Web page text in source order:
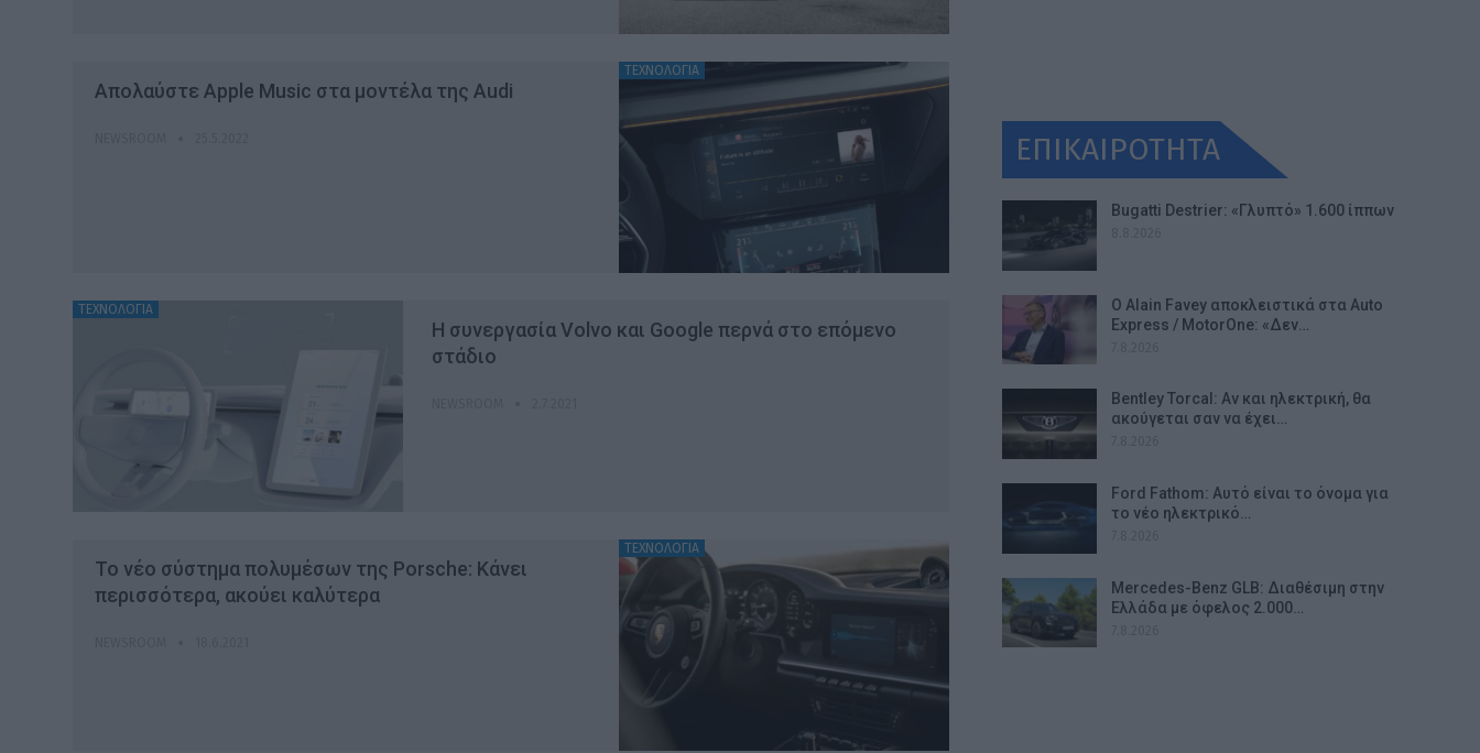
ΤΕΧΝΟΛΟΓΙΑ
Απολαύστε Apple Music στα μοντέλα της Audi
ΤΕΧΝΟΛΟΓΙΑ
Η συνεργασία Volvo και Google περνά στο επόμενο
στάδιο
ΤΕΧΝΟΛΟΓΙΑ
To νέο σύστημα πολυμέσων της Porsche: Κάνει
περισσότερα, ακούει καλύτερα
ΕΠΙΚΑΙΡΟΤΗΤΑ
Bugatti Destrier: «Γλυπτό» 1.600 ίππων
Ο Alain Favey αποκλειστικά στα Auto
Express / MotorOne: «Δεν…
Bentley Torcal: Αν και ηλεκτρική, θα
ακούγεται σαν να έχει…
Ford Fathom: Αυτό είναι το όνομα για
το νέο ηλεκτρικό…
Mercedes-Benz GLB: Διαθέσιμη στην
Ελλάδα με όφελος 2.000…